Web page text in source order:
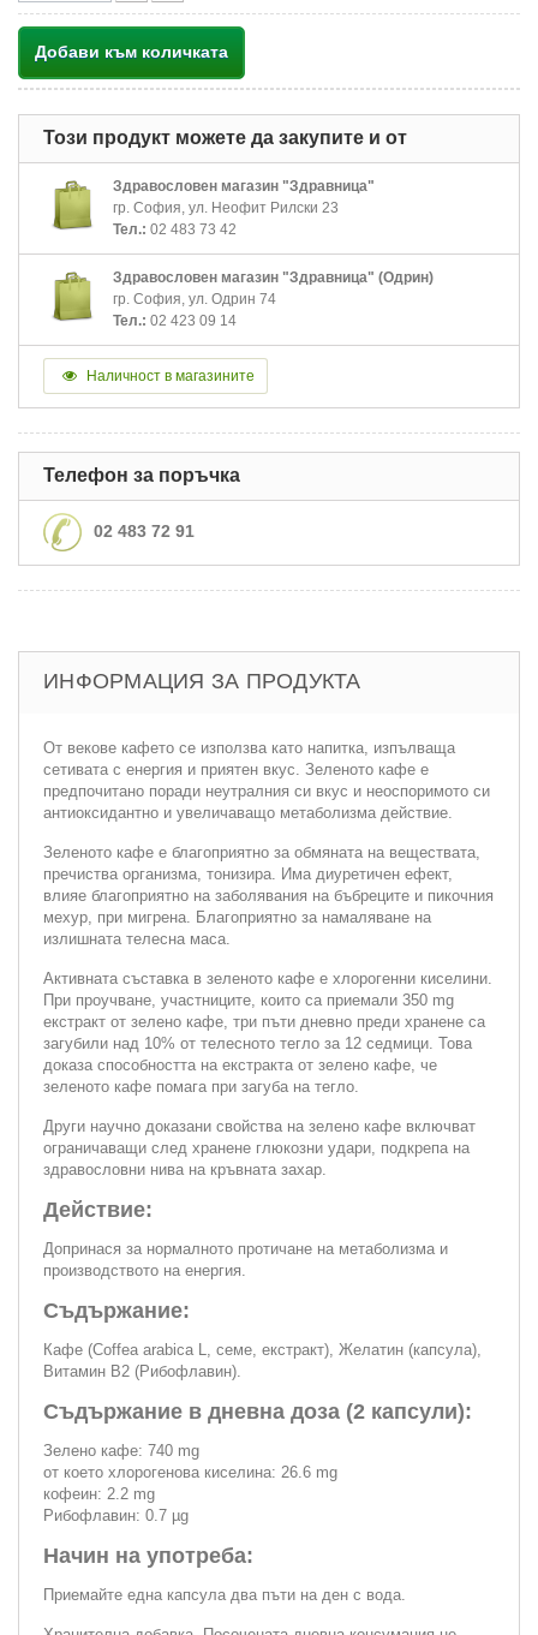
Добави към количката
Този продукт можете да закупите и от
Здравословен магазин "Здравница"
гр. София, ул. Неофит Рилски 23
Тел.: 02 483 73 42
Здравословен магазин "Здравница" (Одрин)
гр. София, ул. Одрин 74
Тел.: 02 423 09 14
Наличност в магазините
Телефон за поръчка
02 483 72 91
ИНФОРМАЦИЯ ЗА ПРОДУКТА
От векове кафето се използва като напитка, изпълваща
сетивата с енергия и приятен вкус. Зеленото кафе е
предпочитано поради неутралния си вкус и неоспоримото си
антиоксидантно и увеличаващо метаболизма действие.
Зеленото кафе е благоприятно за обмяната на веществата,
пречиства организма, тонизира. Има диуретичен ефект,
влияе благоприятно на заболявания на бъбреците и пикочния
мехур, при мигрена. Благоприятно за намаляване на
излишната телесна маса.
Активната съставка в зеленото кафе е хлорогенни киселини.
При проучване, участниците, които са приемали 350 mg
екстракт от зелено кафе, три пъти дневно преди хранене са
загубили над 10% от телесното тегло за 12 седмици. Това
доказа способността на екстракта от зелено кафе, че
зеленото кафе помага при загуба на тегло.
Други научно доказани свойства на зелено кафе включват
ограничаващи след хранене глюкозни удари, подкрепа на
здравословни нива на кръвната захар.
Действие:
Допринася за нормалното протичане на метаболизма и
производството на енергия.
Съдържание:
Кафе (Coffea arabica L, семе, екстракт), Желатин (капсула),
Витамин В2 (Рибофлавин).
Съдържание в дневна доза (2 капсули):
Зелено кафе: 740 mg
от което хлорогенова киселина: 26.6 mg
кофеин: 2.2 mg
Рибофлавин: 0.7 µg
Начин на употреба:
Приемайте една капсула два пъти на ден с вода.